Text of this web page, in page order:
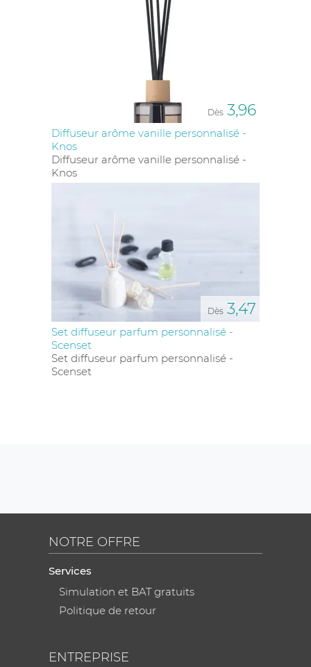
Dès 3,96
Diffuseur arôme vanille personnalisé -
Knos
Diffuseur arôme vanille personnalisé -
Knos
Dès 3,47
Set diffuseur parfum personnalisé -
Scenset
Set diffuseur parfum personnalisé -
Scenset
NOTRE OFFRE
Services
Simulation et BAT gratuits
Politique de retour
ENTREPRISE